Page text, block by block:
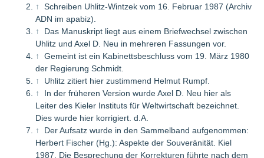
↑
Schreiben Uhlitz-Wintzek vom 16. Februar 1987 (Archiv
ADN im apabiz).
↑
Das Manuskript liegt aus einem Briefwechsel zwischen
Uhlitz und Axel D. Neu in mehreren Fassungen vor.
↑
Gemeint ist ein Kabinettsbeschluss vom 19. März 1980
der Regierung Schmidt.
↑
Uhlitz zitiert hier zustimmend Helmut Rumpf.
↑
In der früheren Version wurde Axel D. Neu hier als
Leiter des Kieler Instituts für Weltwirtschaft bezeichnet.
Dies wurde hier korrigiert. d.A.
↑
Der Aufsatz wurde in den Sammelband aufgenommen:
Herbert Fischer (Hg.): Aspekte der Souveränität. Kiel
1987. Die Besprechung der Korrekturen führte nach dem